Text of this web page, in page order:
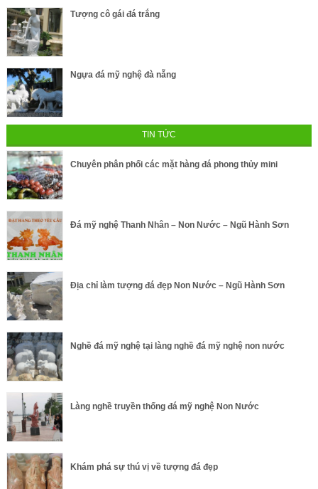
Tượng cô gái đá trắng
Ngựa đá mỹ nghệ đà nẵng
TIN TỨC
Chuyên phân phối các mặt hàng đá phong thủy mini
Đá mỹ nghệ Thanh Nhân – Non Nước – Ngũ Hành Sơn
Địa chỉ làm tượng đá đẹp Non Nước – Ngũ Hành Sơn
Nghề đá mỹ nghệ tại làng nghề đá mỹ nghệ non nước
Làng nghề truyền thống đá mỹ nghệ Non Nước
Khám phá sự thú vị về tượng đá đẹp